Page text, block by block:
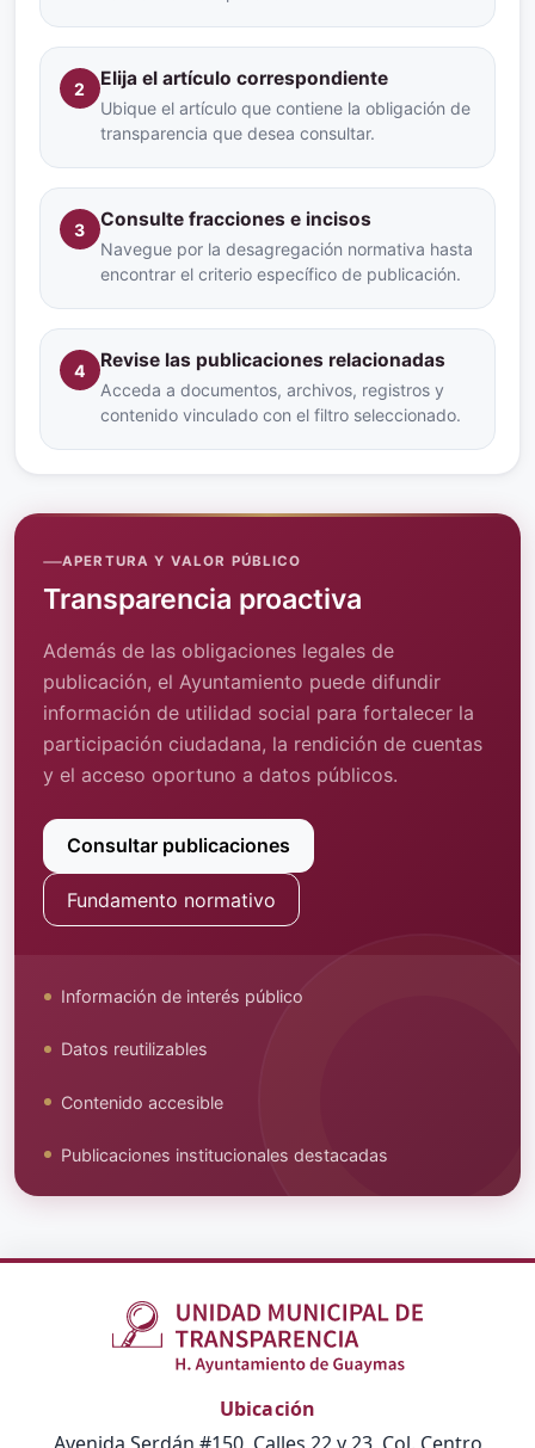
2 Elija el artículo correspondiente
Ubique el artículo que contiene la obligación de
transparencia que desea consultar.
3 Consulte fracciones e incisos
Navegue por la desagregación normativa hasta
encontrar el criterio específico de publicación.
4 Revise las publicaciones relacionadas
Acceda a documentos, archivos, registros y
contenido vinculado con el filtro seleccionado.
APERTURA Y VALOR PÚBLICO
Transparencia proactiva
Además de las obligaciones legales de
publicación, el Ayuntamiento puede difundir
información de utilidad social para fortalecer la
participación ciudadana, la rendición de cuentas
y el acceso oportuno a datos públicos.
Consultar publicaciones
Fundamento normativo
Información de interés público
Datos reutilizables
Contenido accesible
Publicaciones institucionales destacadas
Ubicación